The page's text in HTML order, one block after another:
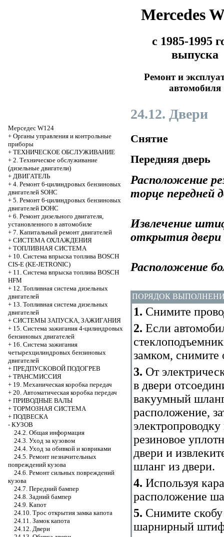
Mercedes
с 1985-1995
выпуска
Ремонт и
автомобиля
Мерседес W124
+ Органы управления и контрольные
приборы
+ ТЕХНИЧЕСКОЕ ОБСЛУЖИВАНИЕ
+ 2. Техническое обслуживание
(дизельные двигатели)
+ ДВИГАТЕЛЬ
+ 4. Ремонт 6-цилиндровых бензиновых
двигателей SOHC
+ 5. Ремонт 6-цилиндровых бензиновых
двигателей DOHC
+ 6. Ремонт дизельного двигателя,
установленного в автомобиле
+ 7. Капитальный ремонт двигателей
+ СИСТЕМА ОХЛАЖДЕНИЯ
+ ТОПЛИВНАЯ СИСТЕМА
+ 10. Система впрыска топлива BOSCH
CIS-E (KE-JETRONIC)
+ 11. Система впрыска топлива BOSCH
HFM
+ 12. Топливная система дизельных
двигателей
+ 13. Топливная система дизельных
двигателей
+ СИСТЕМЫ ЗАПУСКА, ЗАЖИГАНИЯ
+ 15. Система зажигания 4-цилиндровых
бензиновых двигателей
+ 16. Система зажигания
четырехцилиндровых бензиновых
двигателей
+ ПРЕДПУСКОВОЙ ПОДОГРЕВ
+ ТРАНСМИССИЯ
+ 19. Механическая коробка передач
+ 20. Автоматическая коробка передач
+ ПРИВОДНЫЕ ВАЛЫ
+ ТОРМОЗНАЯ СИСТЕМА
+ ПОДВЕСКА
- КУЗОВ
24.2. Общая информация
24.3. Уход за кузовом
24.4. Уход за обивкой и ковриками
24.5. Ремонт незначительных
повреждений кузова
24.6. Ремонт сильных повреждений
кузова
24.7. Передний бампер
24.8. Задний бампер
24.9. Капот
24.10. Трос открытия замка капота
24.11. Замок капота
24.12. Двери
24.12. Двери
Снятие
Передняя дверь
Расположение
торце передней
Извлечение
открытия двери
Расположение
ПОРЯДОК
1. Снимите
2. Если
замком, снимите
3. От
в двери
вакуумный
расположение,
резиновое
двери и
шланг из двери.
4. Используя
расположение
5. Снимите
шарнирный